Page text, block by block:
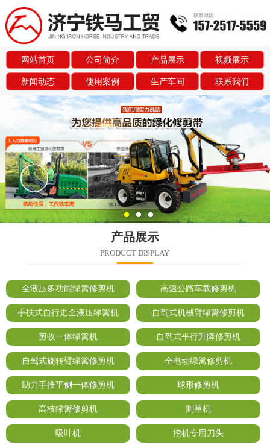
网站首页 公司简介 产品展示 视频展示
新闻动态 使用案例 生产车间 联系我们
产品展示
PRODUCT DISPLAY
全液压多功能绿篱修剪机 高速公路车载修剪机
手扶式自行走全液压绿篱机 自驾式机械臂绿篱修剪机
剪收一体绿篱机 自驾式平行升降修剪机
自驾式旋转臂绿篱修剪机 全电动绿篱修剪机
助力手推平侧一体修剪机 球形修剪机
高枝绿篱修剪机 割草机
吸叶机 挖机专用刀头